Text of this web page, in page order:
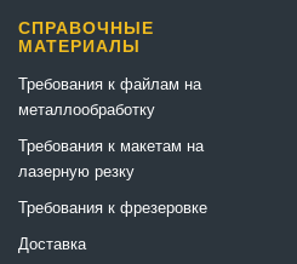
СПРАВОЧНЫЕ
МАТЕРИАЛЫ
Требования к файлам на
металлообработку
Требования к макетам на
лазерную резку
Требования к фрезеровке
Доставка